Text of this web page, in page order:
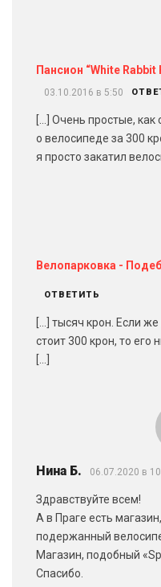
Пансион “White
03.10.2016 в 5:50
[…] Очень простые,
о велосипеде за 300
я просто закатил
Велопарковка -
ОТВЕТИТЬ
[…] тысяч крон. Если
стоит 300 крон, то его
Нина Б. 06.07.2020 в
Здравствуйте всем!
А в Праге есть
подержанный
Магазин, подобный
Спасибо.